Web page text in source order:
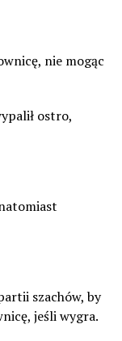
nie mogąc
ostro,
szachów, by
jeśli wygra.